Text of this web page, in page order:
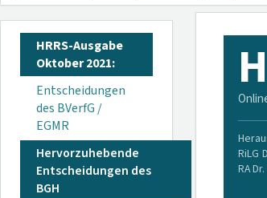
HRRS-Ausgabe
Oktober 2021:
Entscheidungen
des BVerfG /
EGMR
Hervorzuhebende
Entscheidungen des
BGH
RiLG
RA